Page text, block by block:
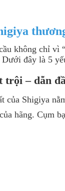
không chỉ vì
Dưới đây là 5
– dẫn
của Shigiya
hãng. Cụm